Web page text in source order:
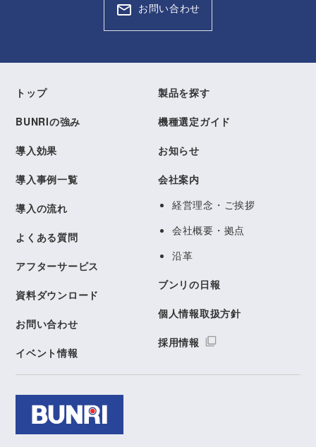
お問い合わせ
トップ
BUNRIの強み
導入効果
導入事例一覧
導入の流れ
よくある質問
アフターサービス
資料ダウンロード
お問い合わせ
イベント情報
製品を探す
機種選定ガイド
お知らせ
会社案内
経営理念・ご挨拶
会社概要・拠点
沿革
ブンリの日報
個人情報取扱方針
採用情報